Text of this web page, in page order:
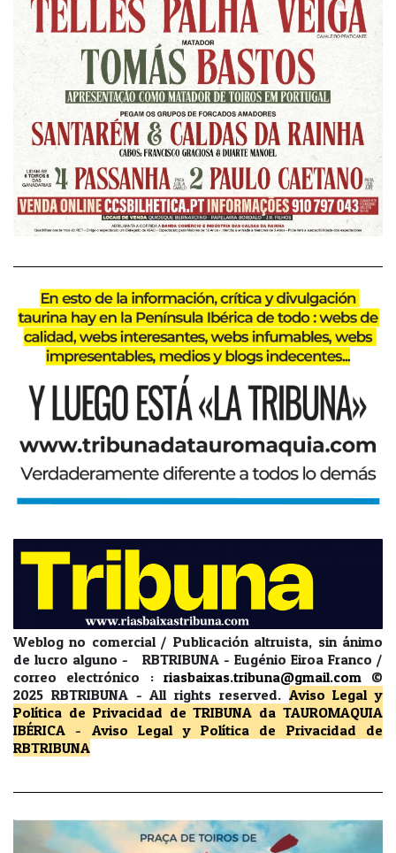
Weblog no comercial / Publicación altruista, sin ánimo
de lucro alguno - RBTRIBUNA - Eugénio Eiroa Franco /
correo electrónico : riasbaixas.tribuna@gmail.com
©
2025 RBTRIBUNA -All rights reserved. Aviso Legal y
Política de Privacidad de TRIBUNA da TAUROMAQUIA
IBÉRICA - Aviso Legal y Política de Privacidad
de
RBTRIBUNA